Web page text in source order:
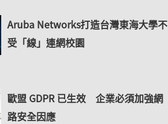
Aruba Networks打造台灣東海大學不
受「線」連網校園
歐盟 GDPR 已生效 企業必須加強網
路安全因應